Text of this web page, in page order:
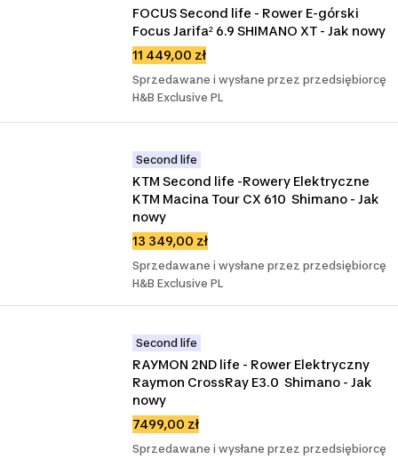
FOCUS Second life - Rower E-górski
Focus Jarifa² 6.9 SHIMANO XT - Jak nowy
11 449,00 zł
Sprzedawane i wysłane przez przedsiębiorcę
H&B Exclusive PL
Second life
KTM Second life -Rowery Elektryczne
KTM Macina Tour CX 610  Shimano - Jak
nowy
13 349,00 zł
Sprzedawane i wysłane przez przedsiębiorcę
H&B Exclusive PL
Second life
RAYMON 2ND life - Rower Elektryczny
Raymon CrossRay E3.0  Shimano - Jak
nowy
7499,00 zł
Sprzedawane i wysłane przez przedsiębiorcę